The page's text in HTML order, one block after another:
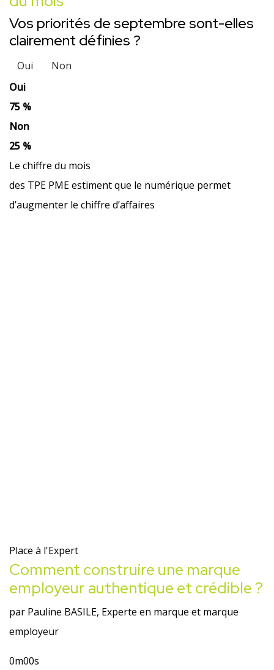
Vos priorités de septembre sont-elles
clairement définies ?
Oui
Non
Oui
75 %
Non
25 %
Le chiffre du mois
des TPE PME estiment que le numérique permet
d’augmenter le chiffre d’affaires
Place à l'Expert
Comment construire une marque
employeur authentique et crédible ?
par Pauline BASILE, Experte en marque et marque
employeur
0m00s